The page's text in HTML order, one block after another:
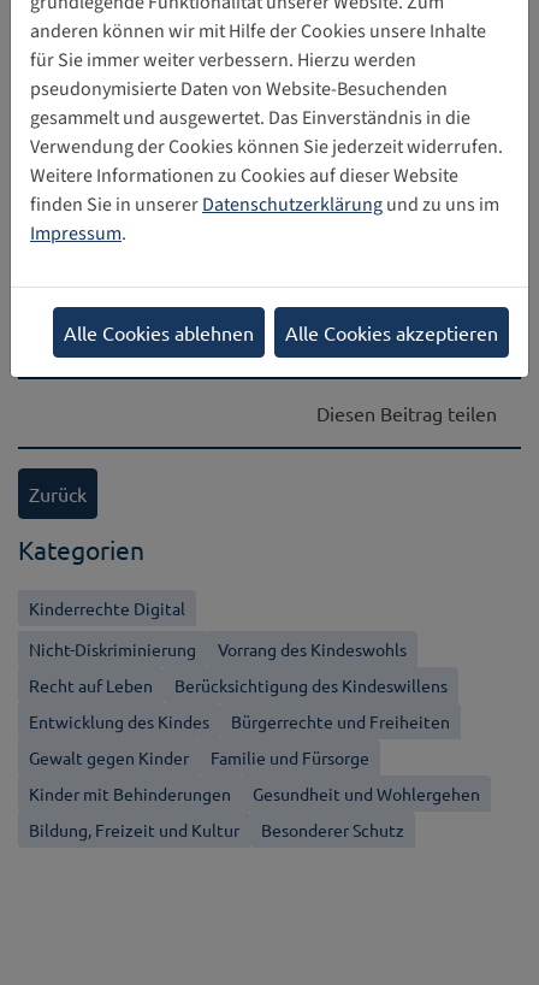
2025
Die Institution jugendschutz.net hat ihren Jahresbericht
von 2025 zum Schutz von Minderjährigen im Internet
veröffentlicht.
Protect Children:
Forschungsbericht zu sexueller
Gewalt an Kindern im Internet
09.06.2026
Protect Children hat einen Forschungsbericht
veröffentlicht. In diesem werden die Erfahrungen und
Folgen sexueller Gewalt und Ausbeutung untersucht,…
Diesen Beitrag teilen
Zurück
Kategorien
Kinderrechte Digital
Nicht-Diskriminierung
Vorrang des Kindeswohls
Recht auf Leben
Berücksichtigung des Kindeswillens
Entwicklung des Kindes
Bürgerrechte und Freiheiten
Gewalt gegen Kinder
Familie und Fürsorge
Kinder mit Behinderungen
Gesundheit und Wohlergehen
Bildung, Freizeit und Kultur
Besonderer Schutz
anderen können wir mit Hilfe der Cookies unsere Inhalte
für Sie immer weiter verbessern. Hierzu werden
pseudonymisierte Daten von Website-Besuchenden
gesammelt und ausgewertet. Das Einverständnis in die
Verwendung der Cookies können Sie jederzeit widerrufen.
Weitere Informationen zu Cookies auf dieser Website
finden Sie in unsererDatenschutzerklärungund zu uns im
Impressum.
Alle Cookies ablehnen Alle Cookies akzeptieren